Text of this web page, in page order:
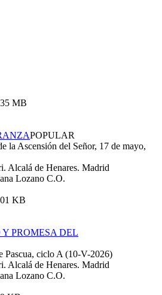
MB
POPULAR
la Ascensión del Señor, 17 de mayo,
Alcalá de Henares. Madrid
Lozano C.O.
KB
PROMESA DEL
ciclo A (10-V-2026)
Alcalá de Henares. Madrid
Lozano C.O.